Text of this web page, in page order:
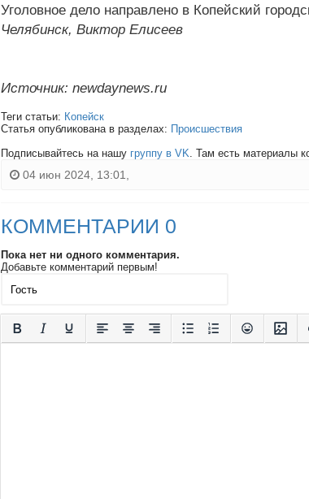
Уголовное дело направлено в Копейский
Челябинск, Виктор Елисеев
Источник: newdaynews.ru
Теги статьи: Копейск
Статья опубликована в разделах: Происшествия
Подписывайтесь на нашу группу в VK. Там есть материалы
04 июн 2024, 13:01,
КОММЕНТАРИИ 0
Пока нет ни одного комментария.
Добавьте комментарий первым!